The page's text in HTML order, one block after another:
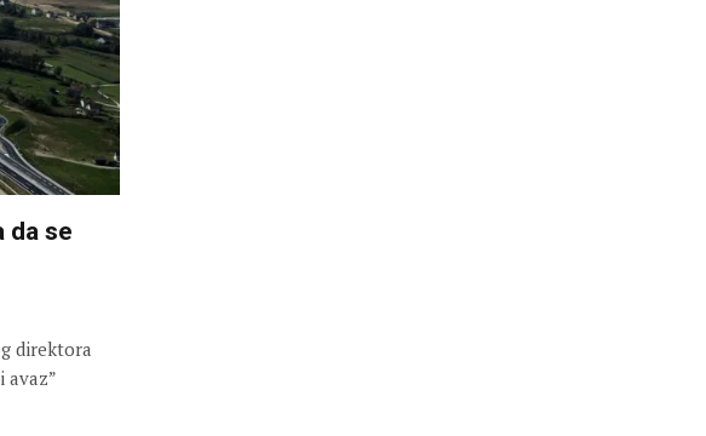
da se
direktora
avaz”